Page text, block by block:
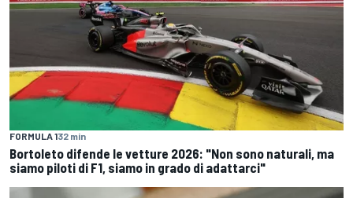
FORMULA 132 min
Bortoleto difende le vetture 2026: "Non sono naturali, ma
siamo piloti di F1, siamo in grado di adattarci"